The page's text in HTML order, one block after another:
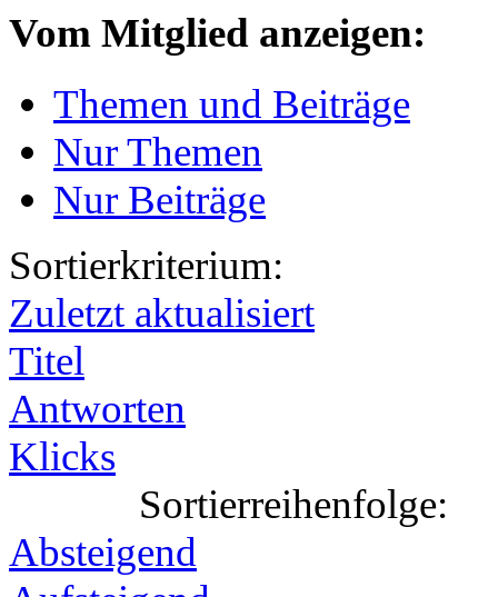
Vom Mitglied anzeigen:
Themen und Beiträge
Nur Themen
Nur Beiträge
Sortierkriterium:
Zuletzt aktualisiert
Titel
Antworten
Klicks
Sortierreihenfolge:
Absteigend